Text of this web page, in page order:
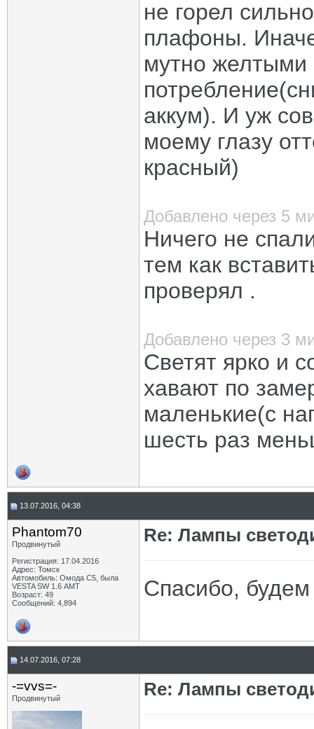
не горел
плафоны.
мутно желтыми
аккум). И уж
моему глазу
красный)
Добавлено через 5
Ничего не
тем как
проверял .
Добавлено через 3
Светят ярко и
хавают по
маленькие(с
шесть раз
13.07.2016, 04:38
Phantom70
Продвинутый
Регистрация: 17.04.2016
Адрес: Томск
Автомобиль: Омода С5, была
VESTA SW 1.6 АМТ
Возраст: 49
Сообщений: 4,894
Re: Лампы
Спасибо, будем
14.07.2016, 07:28
-=vvs=-
Продвинутый Re: Лампы